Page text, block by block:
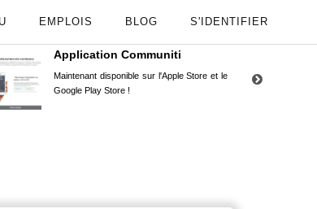
EMPLOIS BLOG S'IDENTIFIER
Application Communiti
Maintenant disponible sur l'Apple Store et le
Google Play Store !